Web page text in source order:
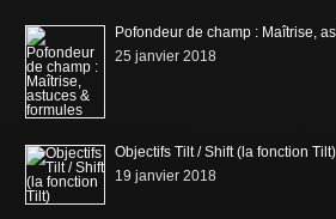
Pofondeur de champ : Maîtrise,
25 janvier 2018
Objectifs Tilt / Shift (la fonction Tilt)
19 janvier 2018